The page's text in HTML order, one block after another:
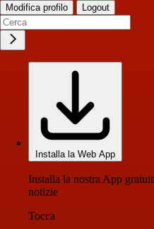
Modifica profilo Logout
Installa la Web App
Installa la nostra App
notizie
Tocca